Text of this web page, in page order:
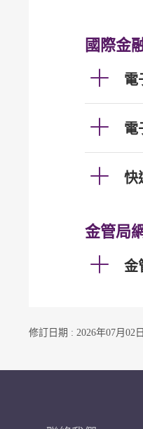
國際金
電
電
快
金管局
金
修訂日期 : 2026年07月02日